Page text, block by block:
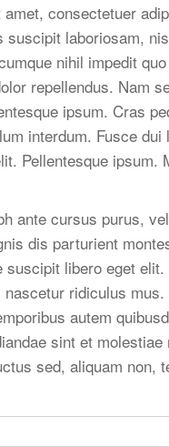
consectetuer
laboriosam,
nihil impedit
repellendus. Nam
ipsum. Cras
interdum. Fusce
Pellentesque
ante cursus purus,
dis parturient
libero eget
ridiculus
autem
sint et
sed, aliquam non,